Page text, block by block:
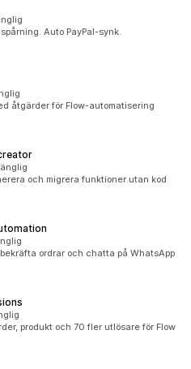
Auto PayPal-synk.
åtgärder för Flow-automatisering
och migrera funktioner utan kod
ordrar och chatta på WhatsApp
produkt och 70 fler utlösare för Flow